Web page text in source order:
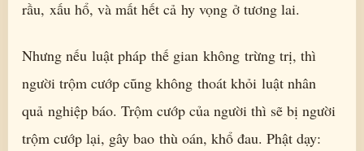
rầu, xấu hổ, và mất hết cả hy vọng ở tương lai.
Nhưng nếu luật pháp thế gian không trừng trị, thì
người trộm cướp cũng không thoát khỏi luật nhân
quả nghiệp báo. Trộm cướp của người thì sẽ bị người
trộm cướp lại, gây bao thù oán, khổ đau. Phật dạy: